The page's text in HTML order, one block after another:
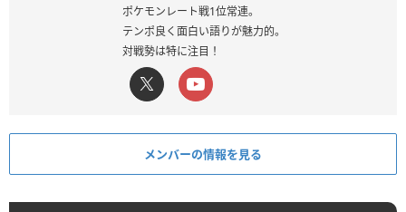
ポケモンレート戦1位常連。
テンポ良く面白い語りが魅力的。
対戦勢は特に注目！
メンバーの情報を見る